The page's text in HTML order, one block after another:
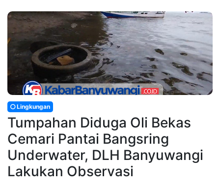
Lingkungan
Tumpahan Diduga Oli Bekas
Cemari Pantai Bangsring
Underwater, DLH Banyuwangi
Lakukan Observasi